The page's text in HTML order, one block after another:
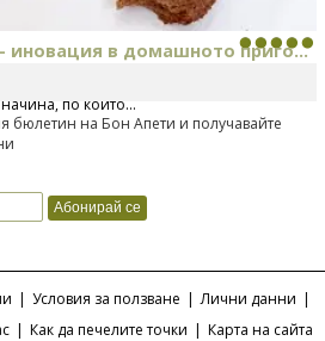
иновация в домашното приго...
предлагането на изцяло нов
по който...
бюлетин на Бон Апети и получавайте
| Условия за ползване | Лични данни |
| Как да печелите точки | Карта на сайта